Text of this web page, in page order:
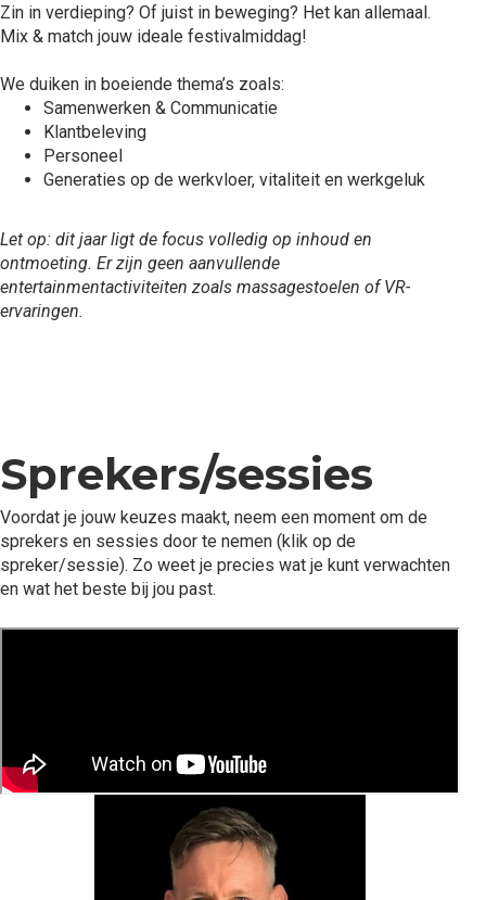
Zin in verdieping? Of juist in beweging? Het kan allemaal.
Mix & match jouw ideale festivalmiddag!
We duiken in boeiende thema’s zoals:
Samenwerken & Communicatie
Klantbeleving
Personeel
Generaties op de werkvloer, vitaliteit en werkgeluk
Let op: dit jaar ligt de focus volledig op inhoud en
ontmoeting. Er zijn geen aanvullende
entertainmentactiviteiten zoals massagestoelen of VR-
ervaringen.
Sprekers/sessies
Voordat je jouw keuzes maakt, neem een moment om de
sprekers en sessies door te nemen (klik op de
spreker/sessie). Zo weet je precies wat je kunt verwachten
en wat het beste bij jou past.